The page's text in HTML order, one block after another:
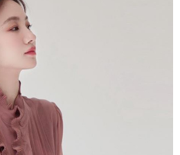
之後才付款」的支付方式。 讓您購物簡單
卡、不需儲值。
證，即可結帳。
，再付款。
】
享後付」後，將跳轉至「AFTEE先享後付」
額後，即可完成結帳。
上)免運費
襯衫(M-2XL)【XSD14450】